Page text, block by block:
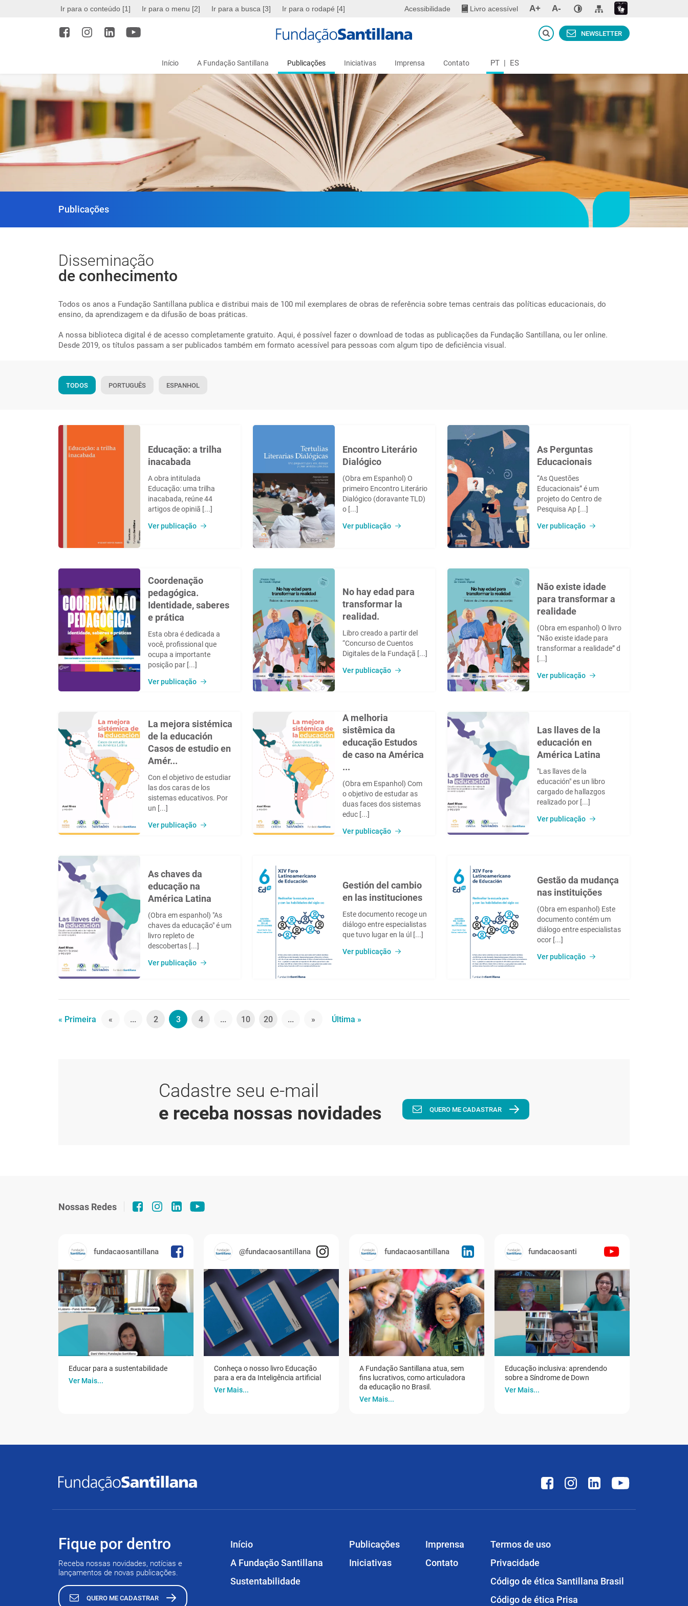
Ir para o conteúdo [1] Ir para o menu [2] Ir para a busca [3] Ir para o rodapé [4] Acessibilidade Livro acessível A+ A-
Início A Fundação Santillana Publicações Iniciativas Imprensa Contato PT | ES
NEWSLETTER
Publicações
Disseminação
de conhecimento
Todos os anos a Fundação Santillana publica e distribui mais de 100 mil exemplares de obras de referência sobre temas centrais das políticas educacionais, do
ensino, da aprendizagem e da difusão de boas práticas.
A nossa biblioteca digital é de acesso completamente gratuito. Aqui, é possível fazer o download de todas as publicações da Fundação Santillana, ou ler online.
Desde 2019, os títulos passam a ser publicados também em formato acessível para pessoas com algum tipo de deficiência visual.
TODOS PORTUGUÊS ESPANHOL
Educação: a trilha
inacabada
A obra intitulada
Educação: uma trilha
inacabada, reúne 44
artigos de opiniã [...]
Ver publicação
Encontro Literário
Dialógico
(Obra em Espanhol) O
primeiro Encontro Literário
Dialógico (doravante TLD)
o [...]
Ver publicação
As Perguntas
Educacionais
“As Questões
Educacionais” é um
projeto do Centro de
Pesquisa Ap [...]
Ver publicação
Coordenação
pedagógica.
Identidade, saberes
e prática
Esta obra é dedicada a
você, profissional que
ocupa a importante
posição par [...]
Ver publicação
No hay edad para
transformar la
realidad.
Libro creado a partir del
“Concurso de Cuentos
Digitales de la Fundaçã [...]
Ver publicação
Não existe idade
para transformar a
realidade
(Obra em espanhol) O livro
“Não existe idade para
transformar a realidade” d
[...]
Ver publicação
La mejora sistémica
de la educación
Casos de estudio en
Amér...
Con el objetivo de estudiar
las dos caras de los
sistemas educativos. Por
un [...]
Ver publicação
A melhoria
sistêmica da
educação Estudos
de caso na América
...
(Obra em Espanhol) Com
o objetivo de estudar as
duas faces dos sistemas
educ [...]
Ver publicação
Las llaves de la
educación en
América Latina
"Las llaves de la
educación" es un libro
cargado de hallazgos
realizado por [...]
Ver publicação
As chaves da
educação na
América Latina
(Obra em espanhol) "As
chaves da educação" é um
livro repleto de
descobertas [...]
Ver publicação
Gestión del cambio
en las instituciones
Este documento recoge un
diálogo entre especialistas
que tuvo lugar en la úl [...]
Ver publicação
Gestão da mudança
nas instituições
(Obra em espanhol) Este
documento contém um
diálogo entre especialistas
ocor [...]
Ver publicação
« Primeira « ... 2 3 4 ... 10 20 ... » Última »
Cadastre seu e-mail
e receba nossas novidades
QUERO ME CADASTRAR
Nossas Redes
fundacaosantillana
Educar para a sustentabilidade
Ver Mais...
@fundacaosantillana
Conheça o nosso livro Educação
para a era da Inteligência artificial
Ver Mais...
fundacaosantillana
A Fundação Santillana atua, sem
fins lucrativos, como articuladora
da educação no Brasil.
Ver Mais...
fundacaosanti
Educação inclusiva: aprendendo
sobre a Síndrome de Down
Ver Mais...
Fique por dentro
Receba nossas novidades, notícias e
lançamentos de novas publicações.
QUERO ME CADASTRAR
Início
A Fundação Santillana
Sustentabilidade
Publicações
Iniciativas
Imprensa
Contato
Termos de uso
Privacidade
Código de ética Santillana Brasil
Código de ética Prisa